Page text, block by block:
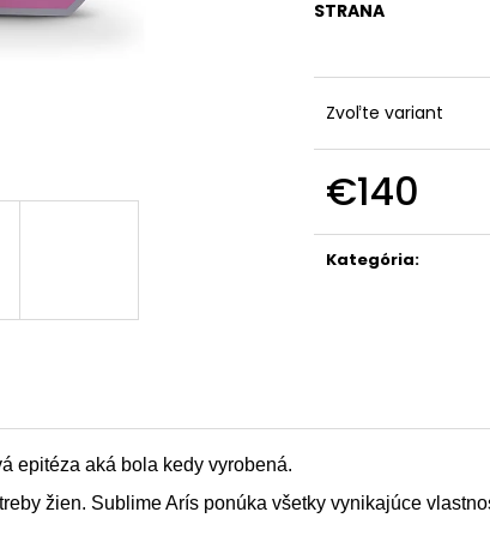
STRANA
Zvoľte variant
€140
cena:
Kategória:
epitéza aká bola kedy vyrobená.
žien. Sublime Arís ponúka všetky vynikajúce